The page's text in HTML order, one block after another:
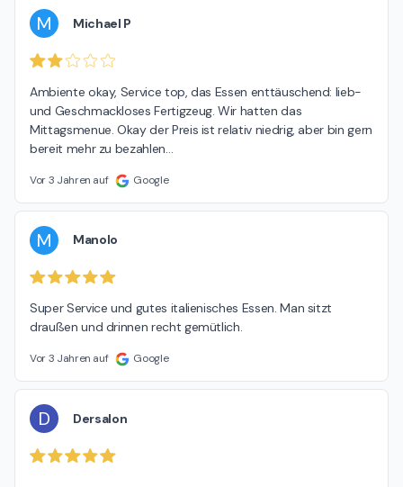
M Michael P
Ambiente okay, Service top, das Essen enttäuschend: lieb-
und Geschmackloses Fertigzeug. Wir hatten das
Mittagsmenue. Okay der Preis ist relativ niedrig, aber bin gern
bereit mehr zu bezahlen…
Vor 3 Jahren auf Google
M Manolo
Super Service und gutes italienisches Essen. Man sitzt
draußen und drinnen recht gemütlich.
Vor 3 Jahren auf Google
D Dersalon